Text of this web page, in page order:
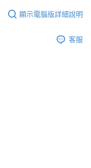
顯示電腦版詳細說明
客服